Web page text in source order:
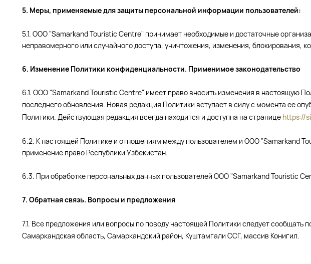
5. Меры, применяемые для защиты персональной информации пользователей:
5.1. ООО "Samarkand Touristic Centre" принимает необходимые и достаточные
неправомерного или случайного доступа, уничтожения, изменения, блокирования,
6. Изменение Политики конфиденциальности. Применимое законодательство
6.1. ООО "Samarkand Touristic Centre" имеет право вносить изменения в настоящую
последнего обновления. Новая редакция Политики вступает в силу с момента ее
Политики. Действующая редакция всегда находится и доступна на странице https://
6.2. К настоящей Политике и отношениям между пользователем и ООО "Samarkand
применение право Республики Узбекистан.
6.3. При обработке персональных данных пользователей ООО "Samarkand Touristic
7. Обратная связь. Вопросы и предложения
7.1. Все предложения или вопросы по поводу настоящей Политики следует сообщать
Самаркандская область, Самаркандский район, Куштамгали ССГ, массив Конигил.